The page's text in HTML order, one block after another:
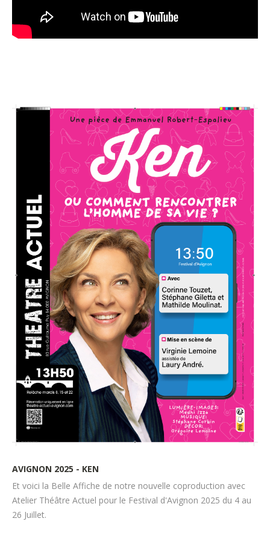
AVIGNON 2025 - KEN
Et voici la Belle Affiche de notre nouvelle coproduction avec
Atelier Théâtre Actuel pour le Festival d'Avignon 2025 du 4 au
26 Juillet.